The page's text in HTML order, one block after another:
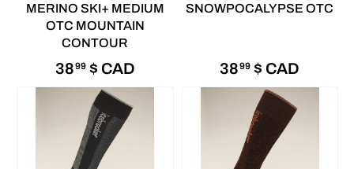
MERINO SKI+ MEDIUM
OTC MOUNTAIN
CONTOUR
3899$ CAD
SNOWPOCALYPSE OTC
3899 $ CAD